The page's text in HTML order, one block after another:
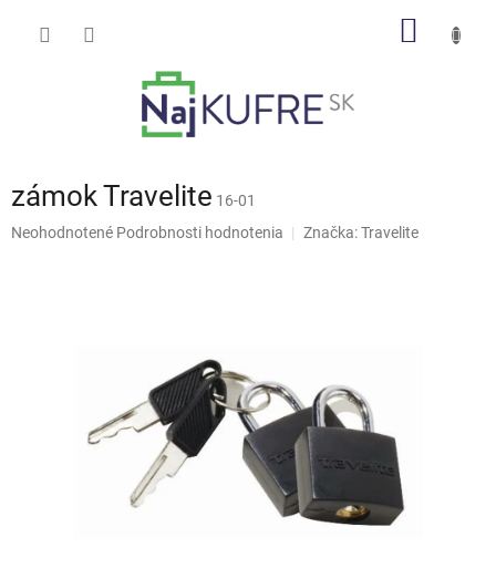
zámok Travelite 16-01
Priemerné
Neohodnotené Podrobnosti hodnotenia Značka:Travelite